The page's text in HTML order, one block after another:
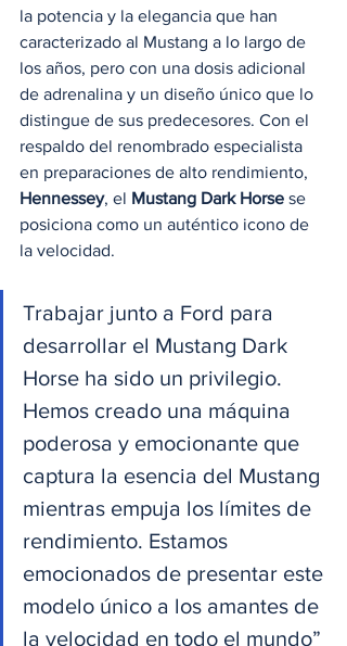
la potencia y la elegancia que han
caracterizado al Mustang a lo largo de
los años, pero con una dosis adicional
de adrenalina y un diseño único que lo
distingue de sus predecesores. Con el
respaldo del renombrado especialista
en preparaciones de alto rendimiento,
Hennessey, el Mustang Dark Horse se
posiciona como un auténtico icono de
la velocidad.
Trabajar junto a Ford para
desarrollar el Mustang Dark
Horse ha sido un privilegio.
Hemos creado una máquina
poderosa y emocionante que
captura la esencia del Mustang
mientras empuja los límites de
rendimiento. Estamos
emocionados de presentar este
modelo único a los amantes de
la velocidad en todo el mundo”